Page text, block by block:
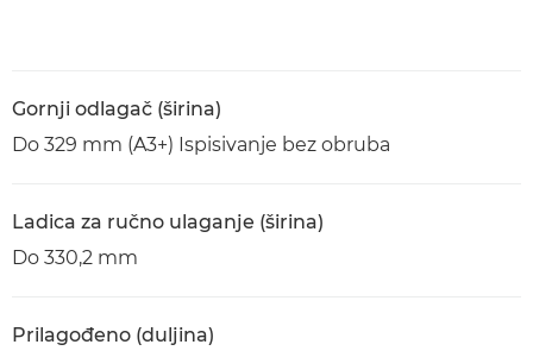
Gornji odlagač (širina)
Do 329 mm (A3+) Ispisivanje bez obruba
Ladica za ručno ulaganje (širina)
Do 330,2 mm
Prilagođeno (duljina)